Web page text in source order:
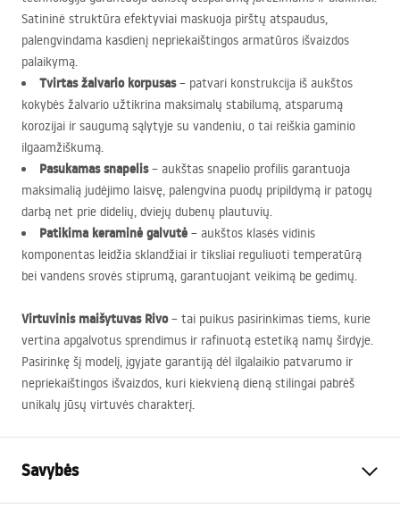
Satininė struktūra efektyviai maskuoja pirštų atspaudus,
palengvindama kasdienį nepriekaištingos armatūros išvaizdos
palaikymą.
Tvirtas žalvario korpusas– patvari konstrukcija iš aukštos
kokybės žalvario užtikrina maksimalų stabilumą, atsparumą
korozijai ir saugumą sąlytyje su vandeniu, o tai reiškia gaminio
ilgaamžiškumą.
Pasukamas snapelis– aukštas snapelio profilis garantuoja
maksimalią judėjimo laisvę, palengvina puodų pripildymą ir patogų
darbą net prie didelių, dviejų dubenų plautuvių.
Patikima keraminė galvutė – aukštos klasės vidinis
komponentas leidžia sklandžiai ir tiksliai reguliuoti temperatūrą
bei vandens srovės stiprumą, garantuojant veikimą be gedimų.
Virtuvinis maišytuvas Rivo– tai puikus pasirinkimas tiems, kurie
vertina apgalvotus sprendimus ir rafinuotą estetiką namų širdyje.
Pasirinkę šį modelį, įgyjate garantiją dėl ilgalaikio patvarumo ir
nepriekaištingos išvaizdos, kuri kiekvieną dieną stilingai pabrėš
unikalų jūsų virtuvės charakterį.
Savybės